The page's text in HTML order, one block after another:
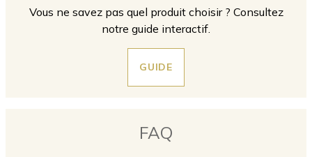
Vous ne savez pas quel produit choisir ? Consultez
notre guide interactif.
GUIDE
FAQ